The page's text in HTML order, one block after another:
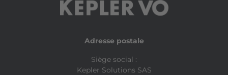
Adresse postale
Siège social :
Kepler Solutions SAS